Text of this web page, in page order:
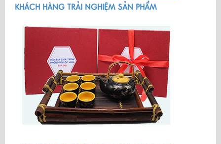
KHÁCH HÀNG TRẢI NGHIỆM SẢN PHẨM